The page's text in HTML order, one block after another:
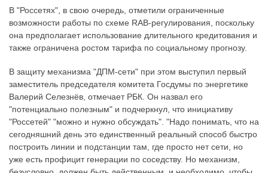
В "Россетях", в свою очередь, отметили ограниченные
возможности работы по схеме RAB-регулирования, поскольку
она предполагает использование длительного кредитования и
также ограничена ростом тарифа по социальному прогнозу.
В защиту механизма "ДПМ-сети" при этом выступил первый
заместитель председателя комитета Госдумы по энергетике
Валерий Селезнёв, отмечает РБК. Он назвал его
"потенциально полезным" и подчеркнул, что инициативу
"Россетей" "можно и нужно обсуждать". "Надо понимать, что на
сегодняшний день это единственный реальный способ быстро
построить линии и подстанции там, где просто нет сети, но
уже есть профицит генерации по соседству. Но механизм,